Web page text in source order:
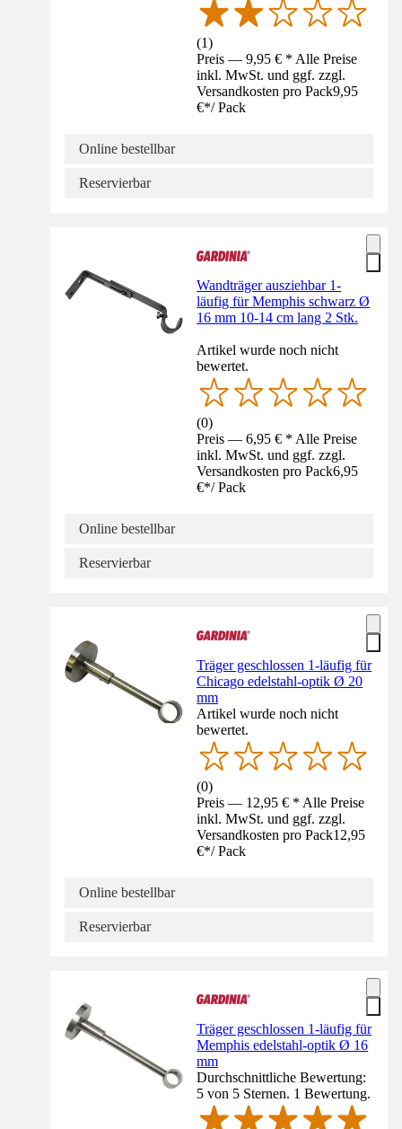
(1)
Preis — 9,95 € * Alle Preise
inkl. MwSt. und ggf. zzgl.
Versandkosten pro Pack9,95
€*/ Pack
Online bestellbar
Reservierbar
Wandträger ausziehbar 1-
läufig für Memphis schwarz Ø
16 mm 10-14 cm lang 2 Stk.
Artikel wurde noch nicht
bewertet.
(0)
Preis — 6,95 € * Alle Preise
inkl. MwSt. und ggf. zzgl.
Versandkosten pro Pack6,95
€*/ Pack
Online bestellbar
Reservierbar
Träger geschlossen 1-läufig für
Chicago edelstahl-optik Ø 20
mm
Artikel wurde noch nicht
bewertet.
(0)
Preis — 12,95 € * Alle Preise
inkl. MwSt. und ggf. zzgl.
Versandkosten pro Pack12,95
€*/ Pack
Online bestellbar
Reservierbar
Träger geschlossen 1-läufig für
Memphis edelstahl-optik Ø 16
mm
Durchschnittliche Bewertung:
5 von 5 Sternen. 1 Bewertung.